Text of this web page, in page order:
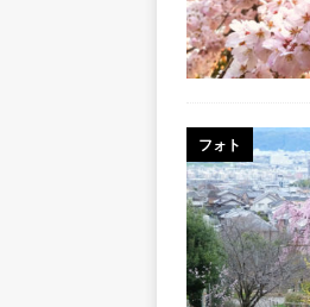
フォト